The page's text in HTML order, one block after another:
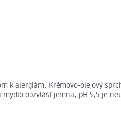
k alergiám. Krémovo-olejový
obzvlášť jemná, pH 5,5 je